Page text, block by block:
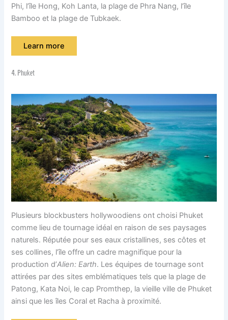
Phi, l’île Hong, Koh Lanta, la plage de Phra Nang, l’île
Bamboo et la plage de Tubkaek.
Learn more
4. Phuket
Plusieurs blockbusters hollywoodiens ont choisi Phuket
comme lieu de tournage idéal en raison de ses paysages
naturels. Réputée pour ses eaux cristallines, ses côtes et
ses collines, l’île offre un cadre magnifique pour la
production d’Alien: Earth. Les équipes de tournage sont
attirées par des sites emblématiques tels que la plage de
Patong, Kata Noi, le cap Promthep, la vieille ville de Phuket
ainsi que les îles Coral et Racha à proximité.